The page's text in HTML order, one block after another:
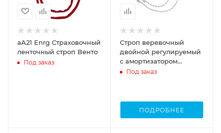
aA21 Enrg Страховочный
ленточный строп Венто
Под заказ
Строп веревочный
двойной регулируемый
с амортизатором
«аВ22р»
Под заказ
ПОДРОБНЕЕ